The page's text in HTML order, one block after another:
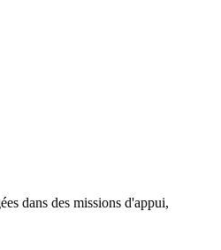
dans des missions d'appui,